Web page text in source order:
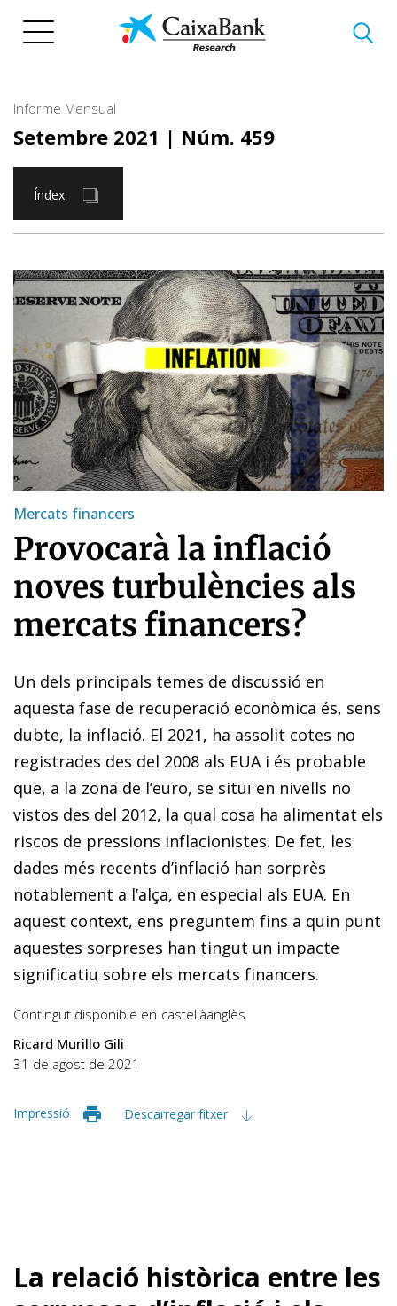
Informe Mensual
Setembre 2021 | Núm. 459
Índex
Mercats financers
Provocarà la inflació
noves turbulències als
mercats financers?
Un dels principals temes de discussió en
aquesta fase de recuperació econòmica és, sens
dubte, la inflació. El 2021, ha assolit cotes no
registrades des del 2008 als EUA i és probable
que, a la zona de l’euro, se situï en nivells no
vistos des del 2012, la qual cosa ha alimentat els
riscos de pressions inflacionistes. De fet, les
dades més recents d’in­­flació han sorprès
notablement a l’alça, en especial als EUA. En
aquest context, ens preguntem fins a quin punt
aquestes sorpreses han tingut un impacte
significatiu sobre els mercats financers.
Contingut disponible en castellàanglès
Ricard Murillo Gili
31 de agost de 2021
Impressió Descarregar fitxer
La relació històrica entre les